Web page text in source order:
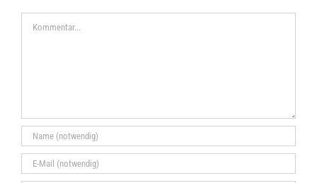
Kommentar